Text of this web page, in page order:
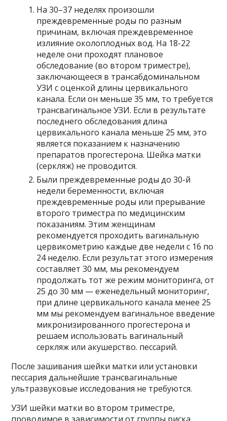
На 30–37 неделях произошли
преждевременные роды по разным
причинам, включая преждевременное
излияние околоплодных вод. На 18-22
неделе они проходят плановое
обследование (во втором триместре),
заключающееся в трансабдоминальном
УЗИ с оценкой длины цервикального
канала. Если он меньше 35 мм, то требуется
трансвагинальное УЗИ. Если в результате
последнего обследования длина
цервикального канала меньше 25 мм, это
является показанием к назначению
препаратов прогестерона. Шейка матки
(серкляж) не проводится.
Были преждевременные роды до 30-й
недели беременности, включая
преждевременные роды или прерывание
второго триместра по медицинским
показаниям. Этим женщинам
рекомендуется проходить вагинальную
цервикометрию каждые две недели с 16 по
24 неделю. Если результат этого измерения
составляет 30 мм, мы рекомендуем
продолжать тот же режим мониторинга, от
25 до 30 мм — еженедельный мониторинг,
при длине цервикального канала менее 25
мм мы рекомендуем вагинальное введение
микронизированного прогестерона и
решаем использовать вагинальный
серкляж или акушерство. пессарий.
После зашивания шейки матки или установки
пессария дальнейшие трансвагинальные
ультразвуковые исследования не требуются.
УЗИ шейки матки во втором триместре,